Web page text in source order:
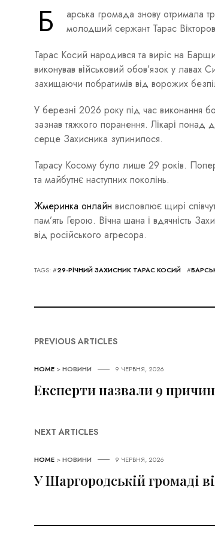
Б
арська громада знову отримала
молодший сержант Тарас
Тарас Косий народився та виріс на
виконував військовий обов’язок у
захищаючи побратимів від ворожих
У березні 2026 року під час виконання
зазнав тяжкого поранення. Лікарі понад
серце Захисника зупинилося.
Тарасу Косому було лише 29 років.
та майбутнє наступних поколінь.
Жмеринка онлайн висловлює щирі
пам’ять Герою. Вічна шана і вдячність
від російського агресора.
TAGS: #29-РІЧНИЙ ЗАХИСНИК ТАРАС КОСИЙ #
PREVIOUS ARTICLES
HOME >НОВИНИ 9 ЧЕРВНЯ, 2026
Експерти назвали 9
NEXT ARTICLES
HOME >НОВИНИ 9 ЧЕРВНЯ, 2026
У Шаргородській громаді